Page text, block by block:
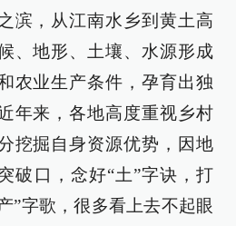
滨，从江南水乡到黄土高
、地形、土壤、水源形成
农业生产条件，孕育出独
年来，各地高度重视乡村
挖掘自身资源优势，因地
破口，念好“土”字诀，打
”字歌，很多看上去不起眼